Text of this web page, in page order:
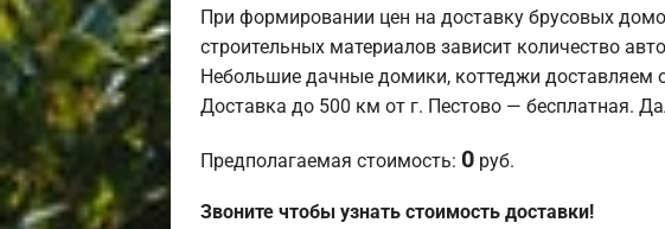
При формировании цен на доставку брусовых
строительных материалов зависит количество
Небольшие дачные домики, коттеджи
Доставка до 500 км от г. Пестово — бесплатная.
Предполагаемая стоимость: 0 руб.
Звоните чтобы узнать стоимость доставки!